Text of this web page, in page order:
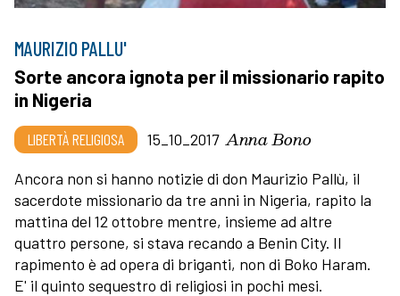
MAURIZIO PALLU'
Sorte ancora ignota per il missionario rapito
in Nigeria
LIBERTÀ RELIGIOSA 15_10_2017 Anna Bono
Ancora non si hanno notizie di don Maurizio Pallù, il
sacerdote missionario da tre anni in Nigeria, rapito la
mattina del 12 ottobre mentre, insieme ad altre
quattro persone, si stava recando a Benin City. Il
rapimento è ad opera di briganti, non di Boko Haram.
E' il quinto sequestro di religiosi in pochi mesi.